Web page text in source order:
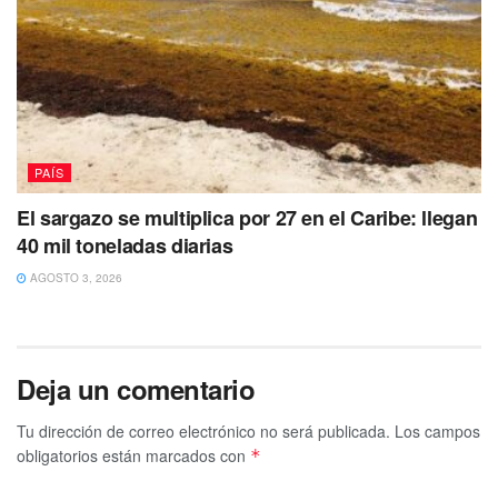
PAÍS
El sargazo se multiplica por 27 en el Caribe: llegan
40 mil toneladas diarias
AGOSTO 3, 2026
Deja un comentario
Tu dirección de correo electrónico no será publicada. Los campos
obligatorios están marcados con *